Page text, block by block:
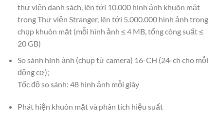
thư viện danh sách, lên tới 10.000 hình ảnh khuôn mặt
trong Thư viện Stranger, lên tới 5.000.000 hình ảnh trong
chụp khuôn mặt (mỗi hình ảnh ≤ 4 MB, tổng công suất ≤
20 GB)
So sánh hình ảnh (chụp từ camera) 16-CH (24-ch cho mỗi
động cơ);
Tốc độ so sánh: 48 hình ảnh mỗi giây
Phát hiện khuôn mặt và phân tích hiệu suất